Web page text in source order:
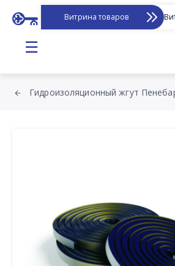
Витрина товаров
☰
Гидроизоляционный жгут